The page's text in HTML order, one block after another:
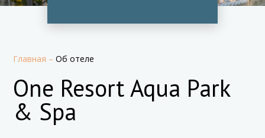
Главная –Об отеле
One Resort Aqua Park
& Spa